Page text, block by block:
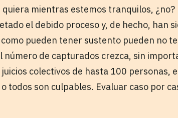
mientras estemos tranquilos, ¿no?
el debido proceso y, de hecho, han
pueden tener sustento pueden no
número de capturados crezca, sin
colectivos de hasta 100 personas,
todos son culpables. Evaluar caso por